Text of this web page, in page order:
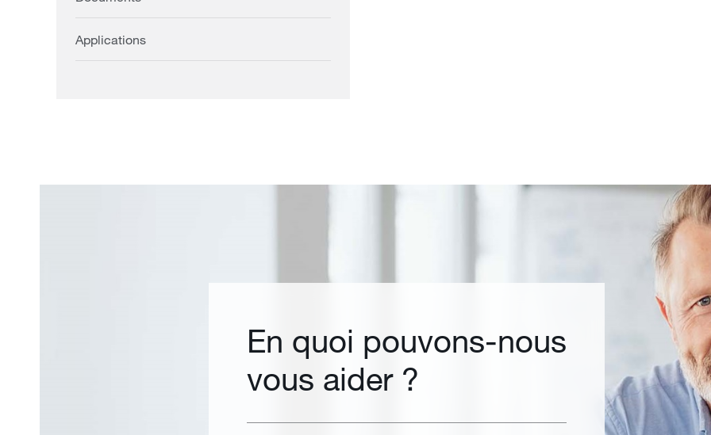
Applications
En quoi pouvons-nous
vous aider ?